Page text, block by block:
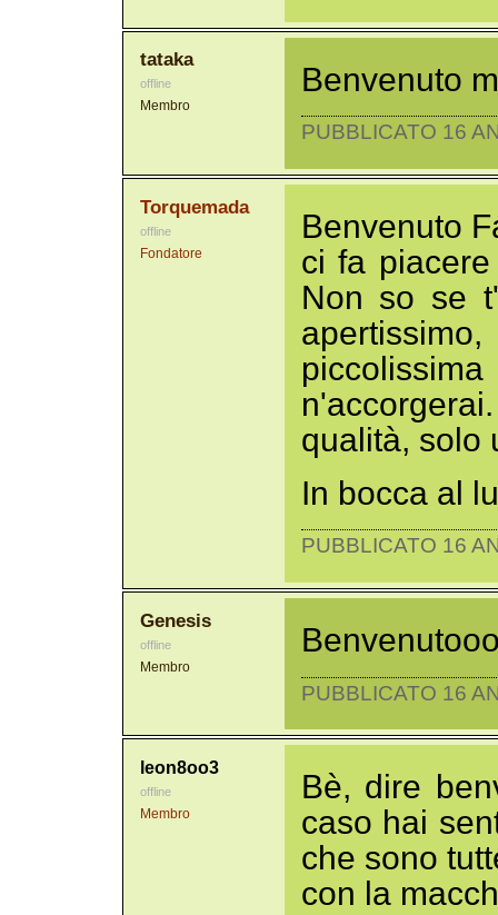
tataka
offline
Membro
Benvenuto
PUBBLICATO 16
Torquemada
offline
Fondatore
Benvenuto
ci fa
Non so se
qualità, solo
In bocca al
PUBBLICATO 16
Genesis
offline
Membro
PUBBLICATO 16
leon8oo3
offline
Membro
Bè, dire
caso hai
che sono
con la